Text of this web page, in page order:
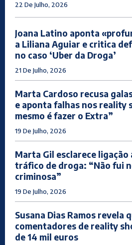
22 De Julho, 2026
Joana Latino aponta
a Liliana Aguiar e critica
no caso ‘Uber da Droga’
21 De Julho, 2026
Marta Cardoso recusa
e aponta falhas nos reality
mesmo é fazer o Extra”
19 De Julho, 2026
Marta Gil esclarece ligação
tráfico de droga: “Não fui
criminosa”
19 De Julho, 2026
Susana Dias Ramos revela
comentadores de reality
de 14 mil euros